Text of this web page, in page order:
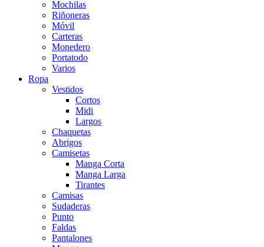
Mochilas
Riñoneras
Móvil
Carteras
Monedero
Portatodo
Varios
Ropa
Vestidos
Cortos
Midi
Largos
Chaquetas
Abrigos
Camisetas
Manga Corta
Manga Larga
Tirantes
Camisas
Sudaderas
Punto
Faldas
Pantalones